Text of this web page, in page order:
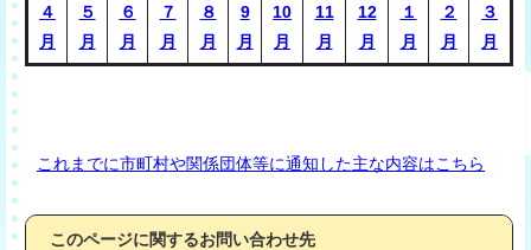
４
月
５
月
６
月
７
月
８
月
9
月
10
月
11
月
12
月
１
月
２
月
３
月
これまでに市町村や関係団体等に通知した主な内容はこちら
このページに関するお問い合わせ先